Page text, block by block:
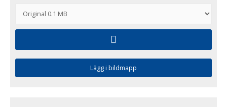
Lägg i bildmapp